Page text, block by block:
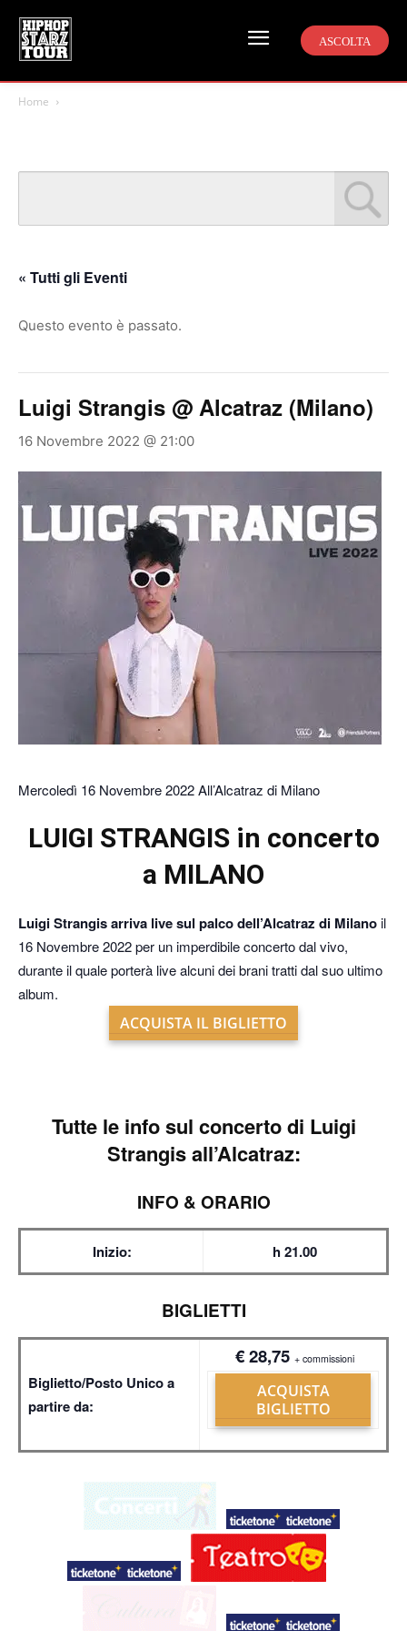
ASCOLTA
Home
« Tutti gli Eventi
Questo evento è passato.
Luigi Strangis @ Alcatraz (Milano)
16 Novembre 2022 @ 21:00
Mercoledì 16 Novembre 2022 All’Alcatraz di Milano
LUIGI STRANGIS in concerto
a MILANO
Luigi Strangis arriva live sul palco dell’Alcatraz di Milanoil
16 Novembre 2022 per un imperdibile concerto dal vivo,
durante il quale porterà live alcuni dei brani tratti dal suo ultimo
album.
ACQUISTA IL BIGLIETTO
Tutte le info sul concerto di Luigi
Strangis all’Alcatraz:
INFO & ORARIO
Inizio: h 21.00
BIGLIETTI
Biglietto/Posto Unico a
partire da:
€ 28,75 + commissioni
ACQUISTA
BIGLIETTO